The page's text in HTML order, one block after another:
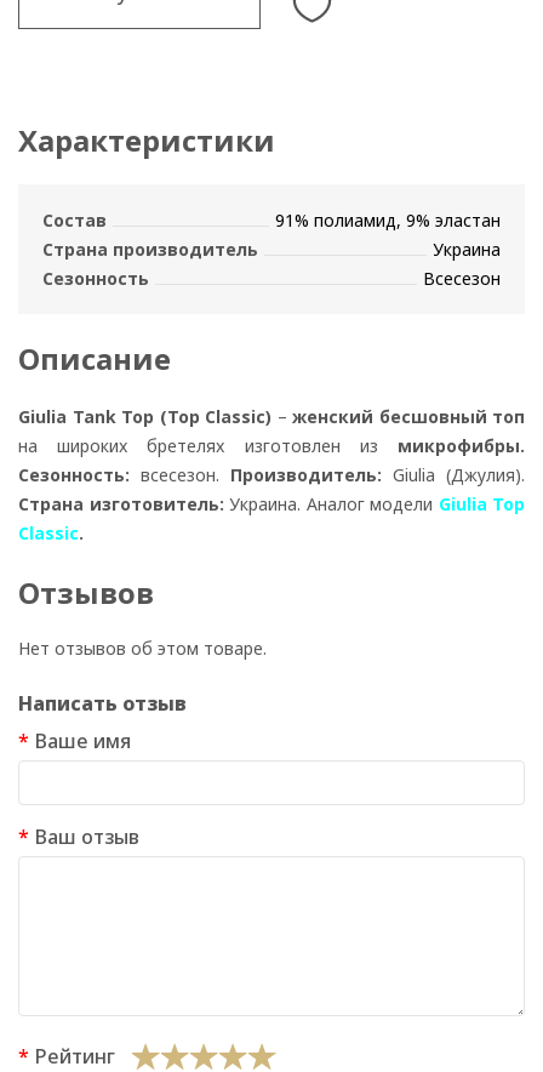
Характеристики
Состав
91% полиамид, 9% эластан
Страна производитель
Украина
Сезонность
Всесезон
Описание
Giulia Tank Top (Top Classic) – женский бесшовный топ
на широких бретелях изготовлен из микрофибры.
Сезонность: всесезон. Производитель: Giulia (Джулия).
Страна изготовитель: Украина. Аналог модели Giulia Top
Classic.
Отзывов
Нет отзывов об этом товаре.
Написать отзыв
Ваше имя
Ваш отзыв
Рейтинг